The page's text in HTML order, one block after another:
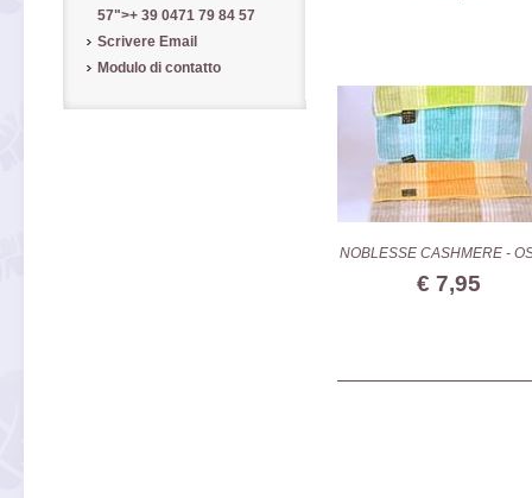
NOBLESSE CASHMERE -
€ 7,95
57">+ 39 0471 79 84 57
Scrivere Email
Modulo di contatto